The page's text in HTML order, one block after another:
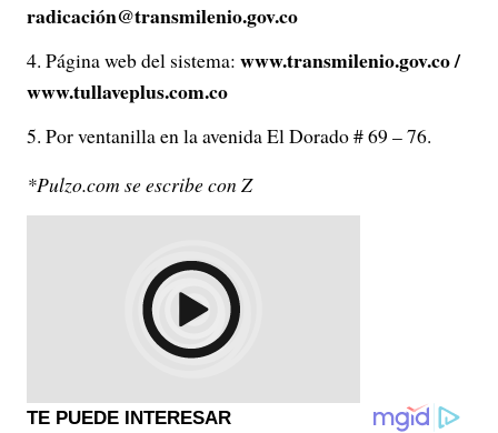
radicación@transmilenio.gov.co
Página web del sistema: www.transmilenio.gov.co /
www.tullaveplus.com.co
Por ventanilla en la avenida El Dorado # 69 – 76.
*Pulzo.com se escribe con Z